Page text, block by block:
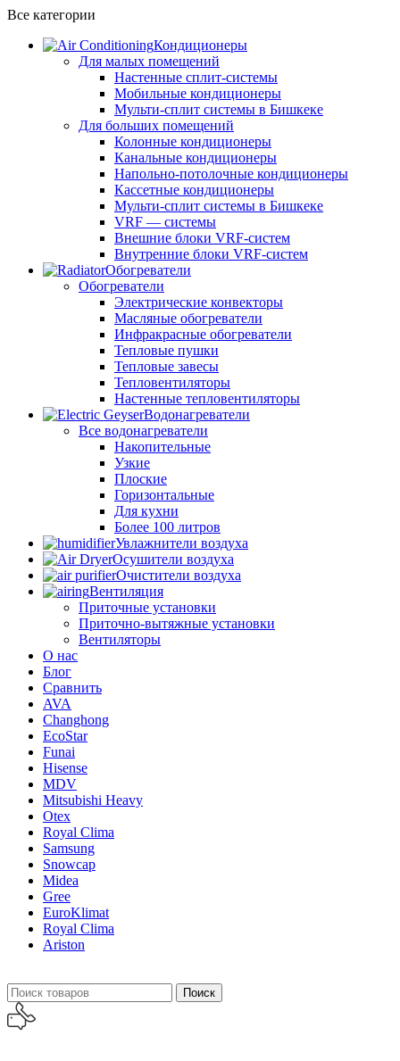
Все категории
Кондиционеры
Для малых помещений
Настенные сплит-системы
Мобильные кондиционеры
Мульти-сплит системы в Бишкеке
Для больших помещений
Колонные кондиционеры
Канальные кондиционеры
Напольно-потолочные кондиционеры
Кассетные кондиционеры
Мульти-сплит системы в Бишкеке
VRF — системы
Внешние блоки VRF-систем
Внутренние блоки VRF-систем
Обогреватели
Обогреватели
Электрические конвекторы
Масляные обогреватели
Инфракрасные обогреватели
Тепловые пушки
Тепловые завесы
Тепловентиляторы
Настенные тепловентиляторы
Водонагреватели
Все водонагреватели
Накопительные
Узкие
Плоские
Горизонтальные
Для кухни
Более 100 литров
Увлажнители воздуха
Осушители воздуха
Очистители воздуха
Вентиляция
Приточные установки
Приточно-вытяжные установки
Вентиляторы
О нас
Блог
Сравнить
AVA
Changhong
EcoStar
Funai
Hisense
MDV
Mitsubishi Heavy
Otex
Royal Clima
Samsung
Snowcap
Midea
Gree
EuroKlimat
Royal Clima
Ariston
Поиск